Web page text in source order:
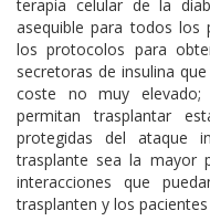
terapia celular de la
asequible para todos los
los protocolos para
secretoras de insulina
coste no muy elevado;
permitan trasplantar
protegidas del ataque
trasplante sea la mayor
interacciones que
trasplanten y los